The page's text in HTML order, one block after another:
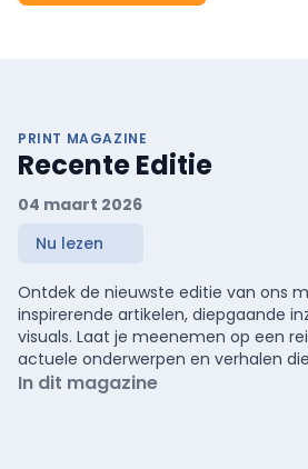
PRINT MAGAZINE
Recente Editie
04 maart 2026
Nu lezen
Ontdek de nieuwste editie van ons
inspirerende artikelen, diepgaande
visuals. Laat je meenemen op een
actuele onderwerpen en verhalen
In dit magazine